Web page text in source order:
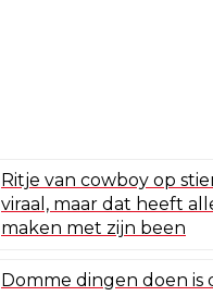
Ritje van cowboy op
viraal, maar dat heeft
maken met zijn been
Domme dingen doen is